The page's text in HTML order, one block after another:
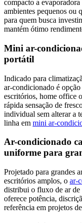
compacto a
ambientes pequenos ou
para quem busca
mantém ótimo
Mini ar-
portátil
Indicado para
ar-condicionado é
escritórios, home office
rápida sensação de
individual sem alterar a
linha em mini ar-
Ar-condicionado
uniforme para
Projetado para grandes
escritórios amplos, o ar-
distribui o fluxo de ar de
oferece potência,
referência em projetos